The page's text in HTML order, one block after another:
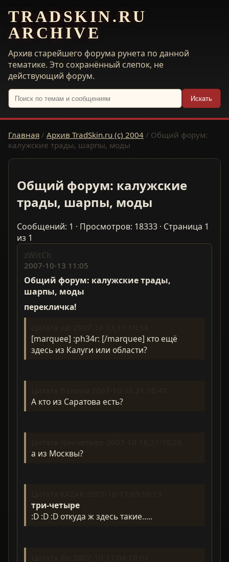
TRADSKIN.RU
ARCHIVE
Архив старейшего форума рунета по данной
тематике. Это сохранённый слепок, не
действующий форум.
Искать
Главная / Архив TradSkin.ru (с) 2004 / Общий форум:
калужские трады, шарпы, моды
Общий форум: калужские
трады, шарпы, моды
Сообщений: 1 · Просмотров: 18333 · Страница 1
из 1
zWitCh
2007-10-13 11:05
Общий форум: калужские трады,
шарпы, моды
перекличка!
[marquee] :ph34r: [/marquee] кто ещё
здесь из Калуги или области?
А кто из Саратова есть?
а из Москвы?
три-четыре
:D :D :D откуда ж здесь такие.....